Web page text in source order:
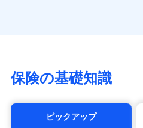
マニュライフ生命保険株式会
（https://www.manulife.co.jp/
（https://www.msa-life.co.jp/
メットライフ生命株式会社
保険の基礎知識
ピックアップ